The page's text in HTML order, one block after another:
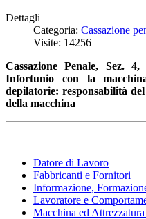
Dettagli
Categoria: Cassazione
Visite: 14256
Cassazione Penale, Sez.
Infortunio con la
depilatorie: responsabilità
della macchina
Datore di Lavoro
Fabbricanti e Fornitori
Informazione,
Lavoratore e
Macchina ed